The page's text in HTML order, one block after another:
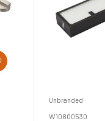
Unbranded
W10800530